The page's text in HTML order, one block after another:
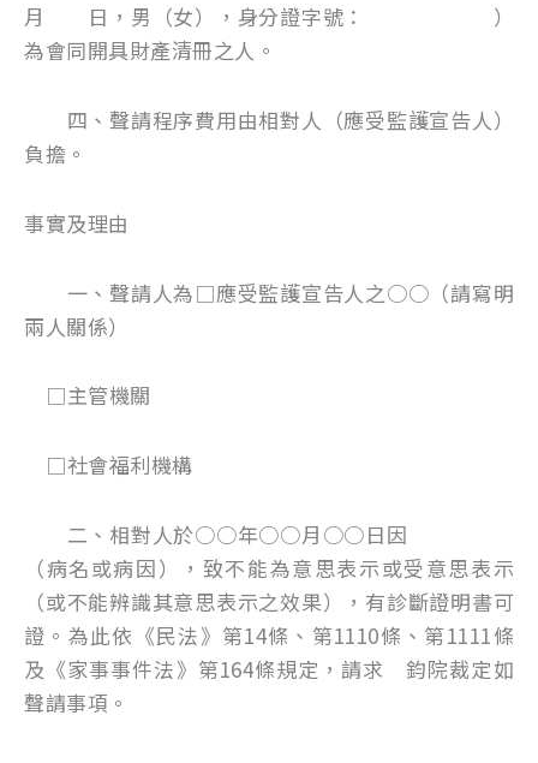
月 日，男（女），身分證字號： ）
為會同開具財產清冊之人。
四、聲請程序費用由相對人（應受監護宣告人）
負擔。
事實及理由
一、聲請人為□應受監護宣告人之○○（請寫明
兩人關係）
□主管機關
□社會福利機構
二、相對人於○○年○○月○○日因
（病名或病因），致不能為意思表示或受意思表示
（或不能辨識其意思表示之效果），有診斷證明書可
證。為此依《民法》第14條、第1110條、第1111條
及《家事事件法》第164條規定，請求 鈞院裁定如
聲請事項。